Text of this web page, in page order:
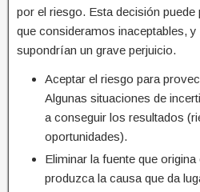
por el riesgo. Esta decisión
que consideramos inaceptables,
supondrían un grave perjuicio.
Aceptar el riesgo para
Algunas situaciones de
a conseguir los resultados
oportunidades).
Eliminar la fuente que
produzca la causa que da